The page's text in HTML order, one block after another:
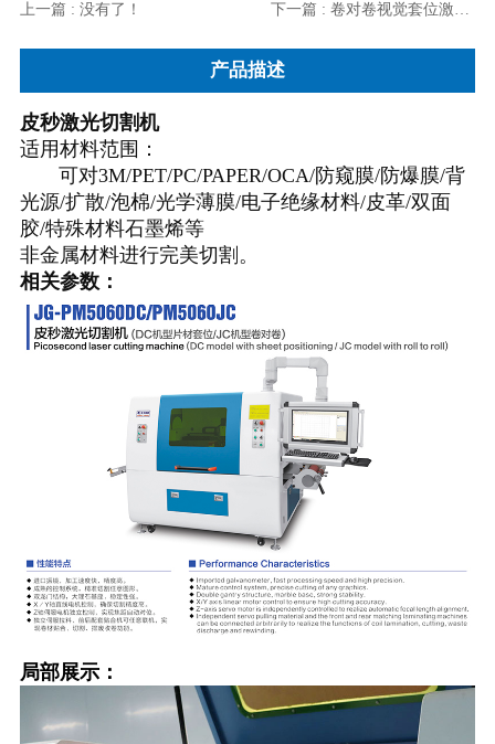
上一篇 : 没有了！ 下一篇 : 卷对卷视觉套位激光切割机（带大位波）JG-4050J/4050JC
产品描述
皮秒激光切割机
适用材料范围：
可对3M/PET/PC/PAPER/OCA/防窥膜/防爆膜/背
光源/扩散/泡棉/光学薄膜/电子绝缘材料/皮革/双面
胶/特殊材料石墨烯等
非金属材料进行完美切割。
相关参数：
局部展示：